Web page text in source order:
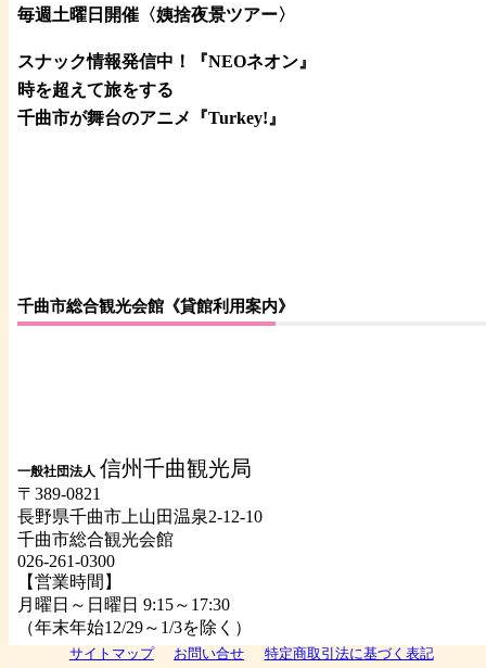
毎週土曜日開催〈姨捨夜景ツアー〉
スナック情報発信中！『NEOネオン』
時を超えて旅をする
千曲市が舞台のアニメ『Turkey!』
千曲市総合観光会館《貸館利用案内》
一般社団法人 信州千曲観光局
〒389-0821
長野県千曲市上山田温泉2-12-10
千曲市総合観光会館
026-261-0300
【営業時間】
月曜日～日曜日 9:15～17:30
（年末年始12/29～1/3を除く）
サイトマップ お問い合せ 特定商取引法に基づく表記